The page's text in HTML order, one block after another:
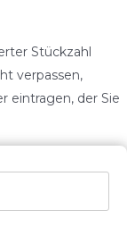
Stückzahl
verpassen,
eintragen, der Sie